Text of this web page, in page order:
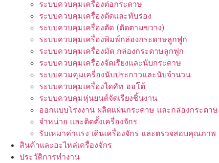
ระบบควบคุมเครื่องต่อกระดาษ
ระบบควบคุมเครื่องตัดและทับร่อง
ระบบควบคุมเครื่องตัด (ตัดตามขวาง)
ระบบควบคุมเครื่องพิมพ์กล่องกระดาษลูกฟูก
ระบบควบคุมเครื่องมัด กล่องกระดาษลูกฟูก
ระบบควบคุมเครื่องจัดเรียงและนับกระดาษ
ระบบควมคุมเครื่องนับประกาวและนับจำนวน
ระบบควบคุมเครื่องไดคัท ออโต้
ระบบควบคุมหุ่นยนต์จัดเรียงชิ้นงาน
ออกแบบโรงงาน ผลิตแผ่นกระดาษ และกล่องกระดา
จำหน่าย และติดตั้งเครื่องจักร
รับเหมาค่าแรง เดินเครื่องจักร และตรวจสอบคุณภาพ
สินค้าและอะไหล่เครื่องจักร
ประวัติการทำงาน